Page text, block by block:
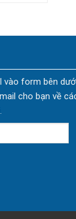
vào form bên
cho bạn về